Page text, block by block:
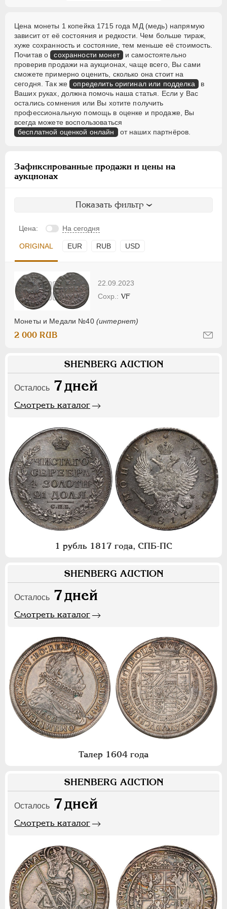
Цена монеты 1 копейка 1715 года МД (медь) напрямую
зависит от её состояния и редкости. Чем больше тираж,
хуже сохранность и состояние, тем меньше её стоимость.
Почитав о сохранности монет и самостоятельно
проверив продажи на аукционах, чаще всего, Вы сами
сможете примерно оценить, сколько она стоит на
сегодня. Так же определить оригинал или подделка в
Ваших руках, должна помочь наша статья. Если у Вас
остались сомнения или Вы хотите получить
профессиональную помощь в оценке и продаже, Вы
всегда можете воспользоваться
бесплатной оценкой онлайн от наших партнёров.
Зафиксированные продажи и цены на
аукционах
Показать фильтр
Цена: На сегодня
ORIGINAL EUR RUB USD
22.09.2023
Монеты и Медали №40 (интернет)
VF
2 000 RUB
SHENBERG AUCTION
Осталось 7дней
Смотреть каталог
1 рубль 1817 года, СПБ-ПС
SHENBERG AUCTION
Осталось 7дней
Смотреть каталог
Талер 1604 года
SHENBERG AUCTION
Осталось 7дней
Смотреть каталог